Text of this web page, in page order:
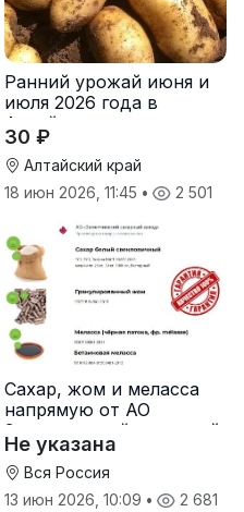
Ранний урожай июня и
июля 2026 года в
Алтайском крае
30 ₽
Алтайский край
18 июн 2026, 11:45 • 2 501
Сахар, жом и меласса
напрямую от АО
Земетчинский сахарный
завод
Не указана
Вся Россия
13 июн 2026, 10:09 • 2 681